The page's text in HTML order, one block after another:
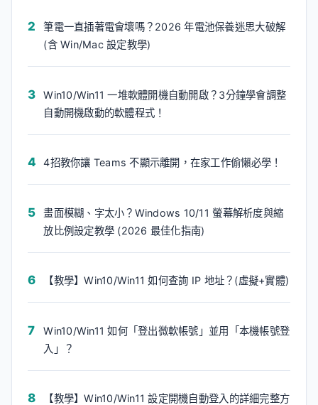
筆電一直插著電會壞嗎？2026 年電池保養迷思大破解
(含 Win/Mac 設定教學)
Win10/Win11 一堆軟體開機自動開啟？3分鐘學會調整
自動開機啟動的軟體程式！
4招教你讓 Teams 不顯示離開，在家工作偷懶必學！
畫面模糊、字太小？Windows 10/11 螢幕解析度與縮
放比例設定教學 (2026 最佳化指南)
【教學】Win10/Win11 如何查詢 IP 地址？(虛擬+實體)
Win10/Win11 如何「登出微軟帳號」並用「本機帳號登
入」？
【教學】Win10/Win11 設定開機自動登入的詳細完整方